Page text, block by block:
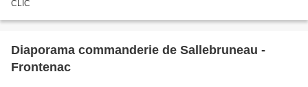
CLIC
Diaporama commanderie de Sallebruneau -
Frontenac